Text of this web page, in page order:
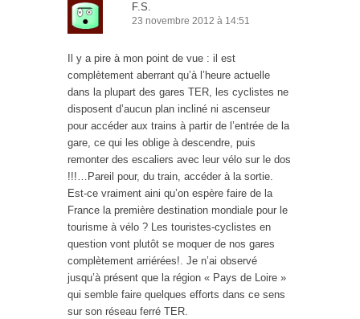
F.S.
23 novembre 2012 à 14:51
Il y a pire à mon point de vue : il est
complètement aberrant qu’à l’heure actuelle
dans la plupart des gares TER, les cyclistes ne
disposent d’aucun plan incliné ni ascenseur
pour accéder aux trains à partir de l’entrée de la
gare, ce qui les oblige à descendre, puis
remonter des escaliers avec leur vélo sur le dos
!!!…Pareil pour, du train, accéder à la sortie.
Est-ce vraiment aini qu’on espère faire de la
France la première destination mondiale pour le
tourisme à vélo ? Les touristes-cyclistes en
question vont plutôt se moquer de nos gares
complètement arriérées!. Je n’ai observé
jusqu’à présent que la région « Pays de Loire »
qui semble faire quelques efforts dans ce sens
sur son réseau ferré TER.